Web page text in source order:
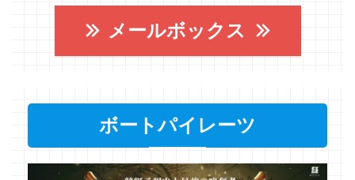
メールボックス
ボートパイレーツ